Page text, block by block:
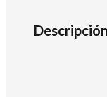
Descripción